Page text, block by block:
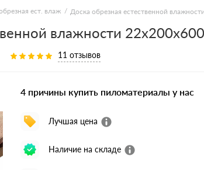
Доска
Доска сухая
Доска строганная
ест. влаж Доска обрезная естественной
влажности
11 отзывов
4 причины купить пиломатериалы у нас
Лучшая цена
Наличие на складе